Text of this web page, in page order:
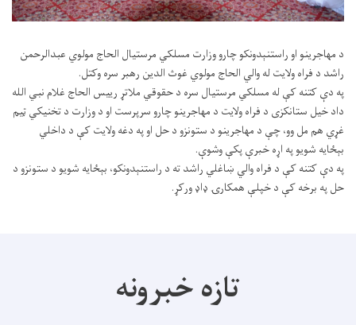
د مهاجرینو او راستنېدونکو چارو وزارت مسلکي مرستیال الحاج مولوي عبدالرحمن
راشد د فراه ولایت له والي الحاج مولوي غوث الدین رهبر سره وکتل.
په دې کتنه کې له مسلکي مرستیال سره د حقوقي ملاتړ رییس الحاج غلام نبي الله
داد خیل ستانکزی د فراه ولايت د مهاجرينو چارو سرپرست او د وزارت د تخنيکي ټيم
غړي هم مل وو، چې د مهاجرينو د ستونزو د حل او په دغه ولایت کې د داخلي
بېځایه شویو په اړه خبرې پکې وشوې.
په دې کتنهکې د فراه والي ښاغلي راشد ته د راستنېدونکو، بېځایه شویو د ستونزو د
حل په برخه کې د خپلې همکارۍ ډاډ ورکړ.
تازه خبرونه